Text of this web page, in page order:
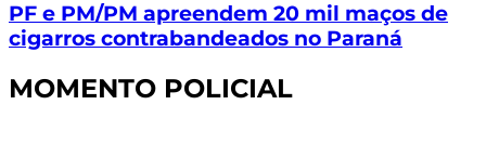
PF e PM/PM apreendem 20 mil maços de
cigarros contrabandeados no Paraná
MOMENTO POLICIAL